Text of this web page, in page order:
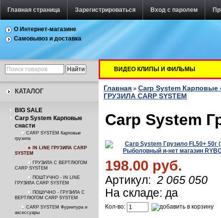
Главная страница Зарегистрироваться Вход с паролем
О Интернет-магазине
Самовывоз и доставка
КАТАЛОГ
BIG SALE
Carp System Карповые
снасти
CARP SYSTEM Карповые
грузила
IN LINE ГРУЗИЛА CARP
SYSTEM
ГРУЗИЛА С ВЕРТЛЮГОМ
CARP SYSTEM
ПОШТУЧНО - IN LINE
ГРУЗИЛА CARP SYSTEM
ПОШУЧНО - ГРУЗИЛА С
ВЕРТЛЮГОМ CARP SYSTEM
CARP SYSTEM Фурнитура и
аксессуары
ВИДЕО КЛИПЫ И ФИЛЬМЫ
Главная » Carp System Карповые
ГРУЗИЛА CARP SYSTEM
Carp System
198.00 руб.
Артикул: 2 065 050
На складе: да
Кол-во: